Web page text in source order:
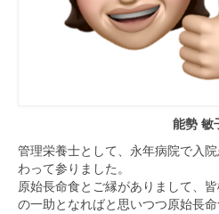
能勢 敏
管理栄養士として、永年病院で入
わって参りました。
原始長命食とご縁がありまして、
の一助となればと思いつつ原始長